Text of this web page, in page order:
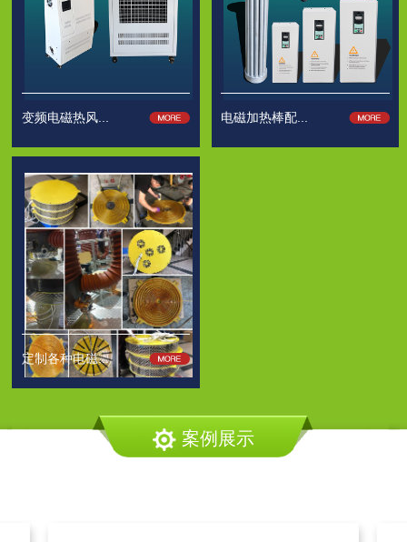
变频电磁热风... 电磁加热棒配...
定制各种电磁...
案例展示